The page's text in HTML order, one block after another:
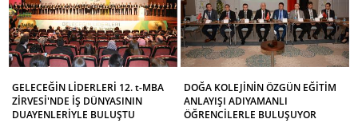
GELECEĞİN LİDERLERİ 12. t-MBA
ZİRVESİ'NDE İŞ DÜNYASININ
DUAYENLERİYLE BULUŞTU
DOĞA KOLEJİNİN ÖZGÜN EĞİTİM
ANLAYIŞI ADIYAMANLI
ÖĞRENCİLERLE BULUŞUYOR